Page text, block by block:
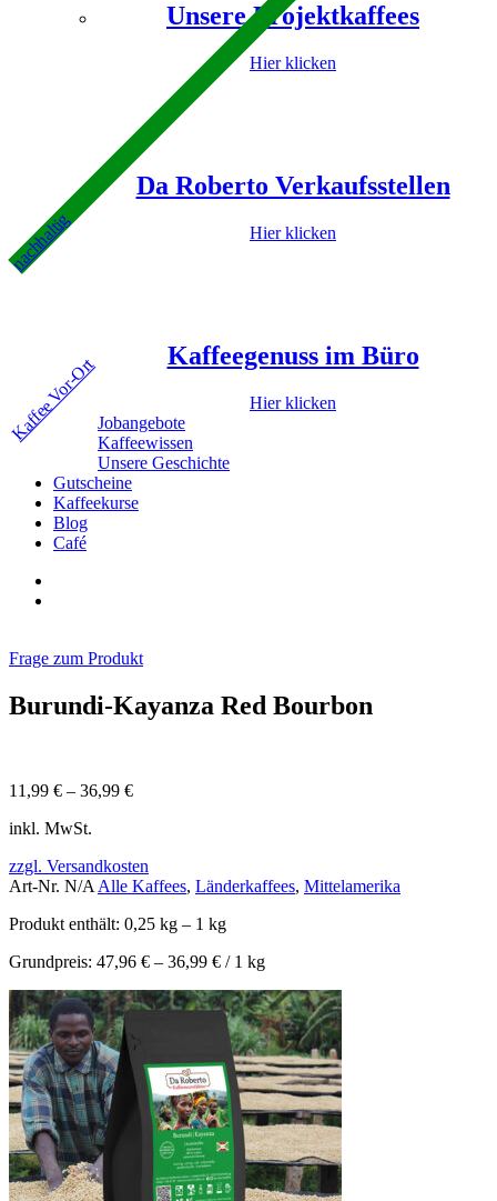
Unsere Projektkaffees
Hier klicken
nachhaltig
Da Roberto Verkaufsstellen
Hier klicken
Kaffee Vor-Ort Kaffeegenuss im Büro
Hier klicken
Jobangebote
Kaffeewissen
Unsere Geschichte
Gutscheine
Kaffeekurse
Blog
Café
Frage zum Produkt
Burundi-Kayanza Red Bourbon
11,99 € – 36,99 €
inkl. MwSt.
zzgl. Versandkosten
Art-Nr. N/A Alle Kaffees, Länderkaffees, Mittelamerika
Produkt enthält: 0,25 kg – 1 kg
Grundpreis: 47,96 € – 36,99 € / 1 kg